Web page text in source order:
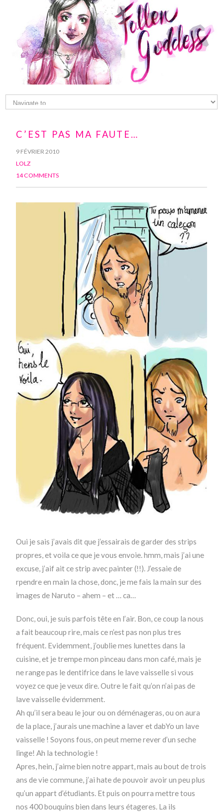
C’EST PAS MA FAUTE…
9 FÉVRIER 2010
LOLZ
14 COMMENTS
Oui je sais j’avais dit que j’essairais de garder des strips
propres, et voila ce que je vous envoie. hmm, mais j’ai une
excuse, j’aif ait ce strip avec painter (!!). J’essaie de
rpendre en main la chose, donc, je me fais la main sur des
images de Naruto – ahem – et … ca…
Donc, oui, je suis parfois tête en l’air. Bon, ce coup la nous
a fait beaucoup rire, mais ce n’est pas non plus tres
fréquent. Evidemment, j’oublie mes lunettes dans la
cuisine, et je trempe mon pinceau dans mon café, mais je
ne range pas le dentifrice dans le lave vaisselle si vous
voyez ce que je veux dire. Outre le fait qu’on n’ai pas de
lave vaisselle évidemment.
Ah qu’il sera beau le jour ou on déménageras, ou on aura
de la place, j’aurais une machine a laver et dabYo un lave
vaisselle ! Soyons fous, on peut meme rever d’un seche
linge! Ah la technologie !
Apres, hein, j’aime bien notre appart, mais au bout de trois
ans de vie commune, j’ai hate de pouvoir avoir un peu plus
qu’un appart d’étudiants. Et puis on pourra mettre tous
nos 400 bouquins bien dans leurs étageres. La ils